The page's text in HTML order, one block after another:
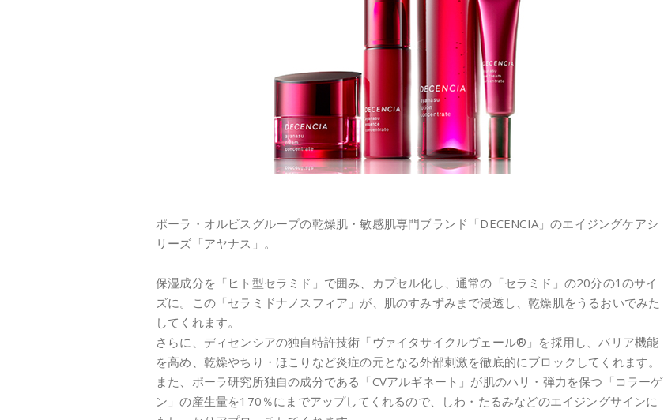
ポーラ・オルビスグループの乾燥肌・敏感肌専門ブランド「DECENCIA」のエイジングケアシ
リーズ「アヤナス」。
保湿成分を「ヒト型セラミド」で囲み、カプセル化し、通常の「セラミド」の20分の1のサイ
ズに。この「セラミドナノスフィア」が、肌のすみずみまで浸透し、乾燥肌をうるおいでみた
してくれます。
さらに、ディセンシアの独自特許技術「ヴァイタサイクルヴェール®」を採用し、バリア機能
を高め、乾燥やちり・ほこりなど炎症の元となる外部刺激を徹底的にブロックしてくれます。
また、ポーラ研究所独自の成分である「CVアルギネート」が肌のハリ・弾力を保つ「コラーゲ
ン」の産生量を170％にまでアップしてくれるので、しわ・たるみなどのエイジングサインに